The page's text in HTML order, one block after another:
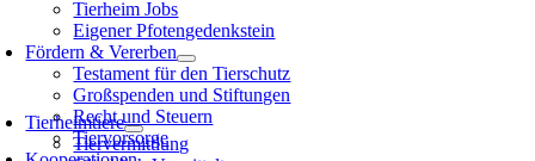
Tierheim Jobs
Eigener Pfotengedenkstein
Fördern & Vererben
Testament für den Tierschutz
Großspenden und Stiftungen
Recht und Steuern
Tiervorsorge
Tierheimtiere
Tiervermittlung